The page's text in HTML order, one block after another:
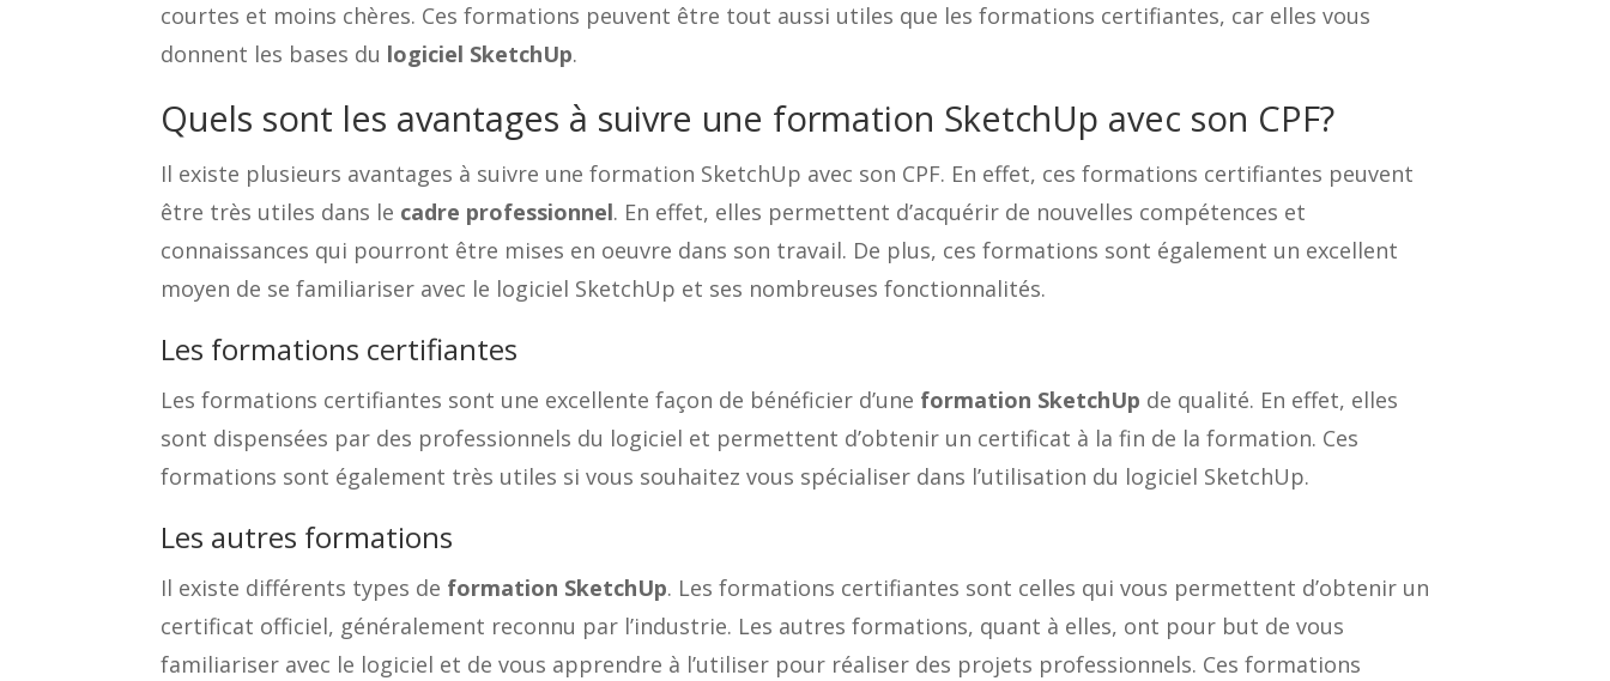
courtes et moins chères. Ces formations peuvent être tout aussi utiles que les formations certifiantes, car elles vous
donnent les bases du logiciel SketchUp.
Quels sont les avantages à suivre une formation SketchUp avec son CPF?
Il existe plusieurs avantages à suivre une formation SketchUp avec son CPF. En effet, ces formations certifiantes peuvent
être très utiles dans le cadre professionnel. En effet, elles permettent d’acquérir de nouvelles compétences et
connaissances qui pourront être mises en oeuvre dans son travail. De plus, ces formations sont également un excellent
moyen de se familiariser avec le logiciel SketchUp et ses nombreuses fonctionnalités.
Les formations certifiantes
Les formations certifiantes sont une excellente façon de bénéficier d’une formation SketchUp de qualité. En effet, elles
sont dispensées par des professionnels du logiciel et permettent d’obtenir un certificat à la fin de la formation. Ces
formations sont également très utiles si vous souhaitez vous spécialiser dans l’utilisation du logiciel SketchUp.
Les autres formations
Il existe différents types de formation SketchUp. Les formations certifiantes sont celles qui vous permettent d’obtenir un
certificat officiel, généralement reconnu par l’industrie. Les autres formations, quant à elles, ont pour but de vous
familiariser avec le logiciel et de vous apprendre à l’utiliser pour réaliser des projets professionnels. Ces formations